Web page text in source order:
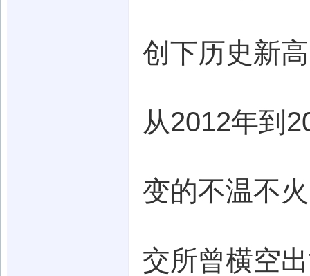
创下历史新
从2012年到
变的不温不
交所曾横空